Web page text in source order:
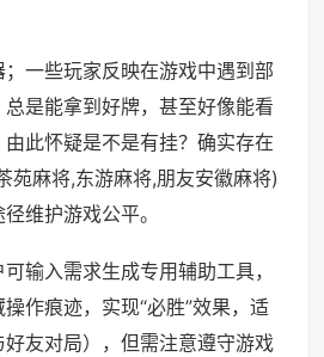
一些玩家反映在游戏中遇到部
是能拿到好牌，甚至好像能看
此怀疑是不是有挂？确实存在
苑麻将,东游麻将,朋友安徽麻将)
维护游戏公平。
输入需求生成专用辅助工具，
作痕迹，实现“必胜”效果，适
友对局），但需注意遵守游戏